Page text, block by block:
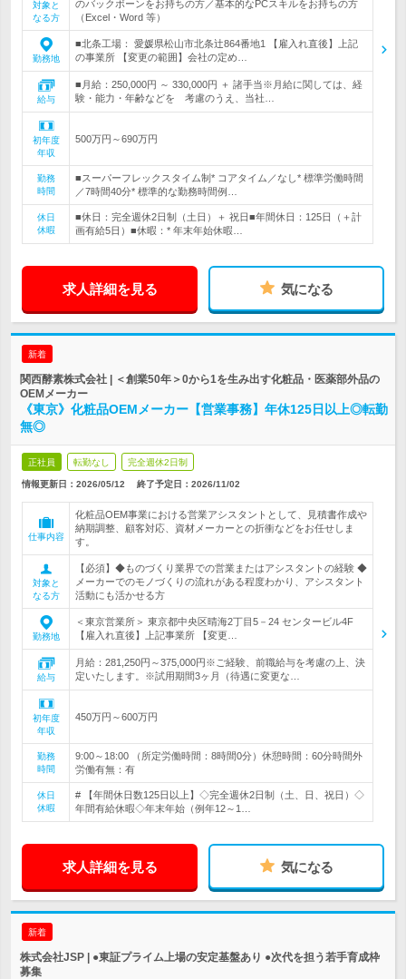
対象と
なる方
のバックボーンをお持ちの方／基本的なPCスキルをお持ちの方
（Excel・Word 等）
勤務地
■北条工場： 愛媛県松山市北条辻864番地1 【雇入れ直後】上記
の事業所 【変更の範囲】会社の定め…
給与
■月給：250,000円 ～ 330,000円 ＋ 諸手当※月給に関しては、経
験・能力・年齢などを 考慮のうえ、当社…
初年度
年収
500万円～690万円
勤務
時間
■スーパーフレックスタイム制* コアタイム／なし* 標準労働時間
／7時間40分* 標準的な勤務時間例…
休日
休暇
■休日：完全週休2日制（土日）＋ 祝日■年間休日：125日（＋計
画有給5日）■休暇：* 年末年始休暇…
求人詳細を見る 気になる
新着
関西酵素株式会社 | ＜創業50年＞0から1を生み出す化粧品・医薬部外品の
OEMメーカー
《東京》化粧品OEMメーカー【営業事務】年休125日以上◎転勤
無◎
正社員 転勤なし 完全週休2日制
情報更新日：2026/05/12 終了予定日： 2026/11/02
仕事内容
化粧品OEM事業における営業アシスタントとして、見積書作成や
納期調整、顧客対応、資材メーカーとの折衝などをお任せしま
す。
対象と
なる方
【必須】◆ものづくり業界での営業またはアシスタントの経験 ◆
メーカーでのモノづくりの流れがある程度わかり、アシスタント
活動にも活かせる方
勤務地
＜東京営業所＞ 東京都中央区晴海2丁目5－24 センタービル4F
【雇入れ直後】上記事業所 【変更…
給与
月給：281,250円～375,000円※ご経験、前職給与を考慮の上、決
定いたします。※試用期間3ヶ月（待遇に変更な…
初年度
年収
450万円～600万円
勤務
時間
9:00～18:00 （所定労働時間：8時間0分）休憩時間：60分時間外
労働有無：有
休日
休暇
# 【年間休日数125日以上】◇完全週休2日制（土、日、祝日）◇
年間有給休暇◇年末年始（例年12～1…
求人詳細を見る 気になる
新着
株式会社JSP | ●東証プライム上場の安定基盤あり ●次代を担う若手育成枠
募集